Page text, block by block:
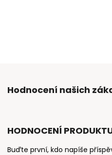
Hodnocení našich
HODNOCENÍ
Buďte první, kdo napíše